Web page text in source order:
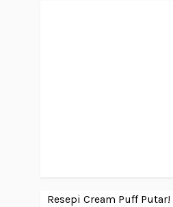
Resepi Cream Puff Putar!